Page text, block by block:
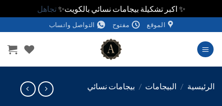
✨ اكبر تشكيلة بيجامات نسائي بالكويت✨تجاهل
الموقع مفتوح التواصل واتساب
/ البيجامات / بيجامات نسائي